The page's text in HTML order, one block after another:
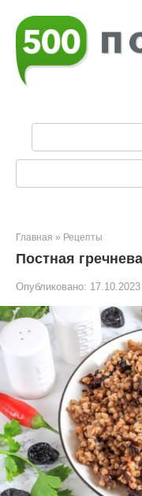
контенту
Главная » Рецепты
Постная
Опубликовано: 17.10.2023